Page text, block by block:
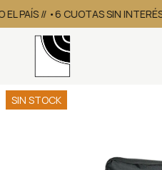
PAÍS // •6 CUOTAS SIN INTERÉS
SIN STOCK